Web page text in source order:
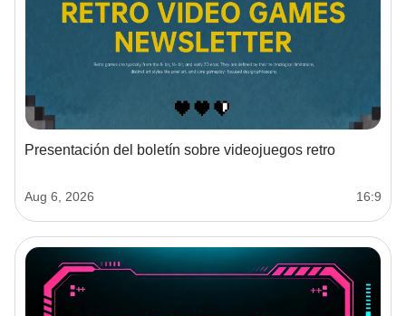
Presentación del boletín sobre videojuegos retro
Aug 6, 2026 16:9